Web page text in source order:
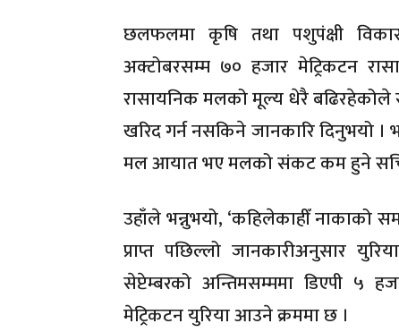
छलफलमा कृषि तथा पशुपंक्षी
अक्टोबरसम्म ७० हजार मेट्रिकटन
रासायनिक मलको मूल्य धेरै
खरिद गर्न नसकिने जानकारि दिनुभयो
मल आयात भए मलको संकट कम हुने
उहाँले भन्नुभयो, ‘कहिलेकाहीँ नाकाको
प्राप्त पछिल्लो जानकारीअनुसार
सेप्टेम्बरको अन्तिमसम्ममा डिएपी ५
मेट्रिकटन युरिया आउने क्रममा छ ।